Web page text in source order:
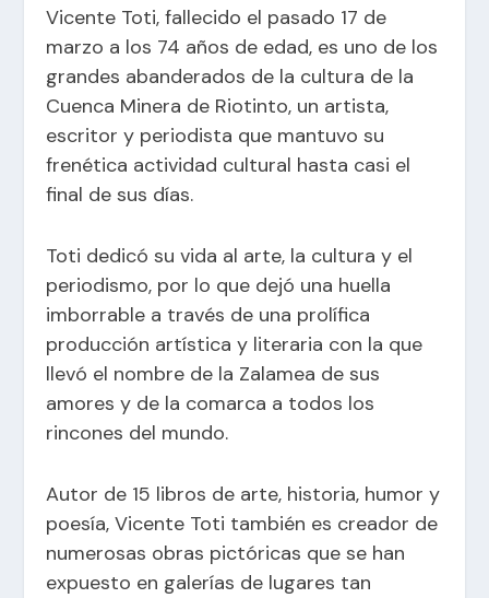
Vicente Toti, fallecido el pasado 17 de
marzo a los 74 años de edad, es uno de los
grandes abanderados de la cultura de la
Cuenca Minera de Riotinto, un artista,
escritor y periodista que mantuvo su
frenética actividad cultural hasta casi el
final de sus días.
Toti dedicó su vida al arte, la cultura y el
periodismo, por lo que dejó una huella
imborrable a través de una prolífica
producción artística y literaria con la que
llevó el nombre de la Zalamea de sus
amores y de la comarca a todos los
rincones del mundo.
Autor de 15 libros de arte, historia, humor y
poesía, Vicente Toti también es creador de
numerosas obras pictóricas que se han
expuesto en galerías de lugares tan